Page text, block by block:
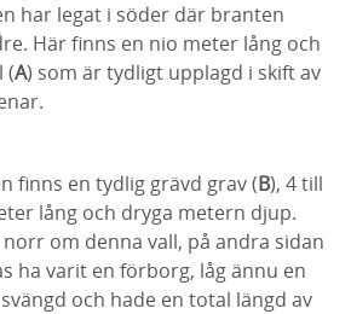
har legat i söder där branten
Här finns en nio meter lång och
(A) som är tydligt upplagd i skift av
finns en tydlig grävd grav (B), 4 till
lång och dryga metern djup.
om denna vall, på andra sidan
ha varit en förborg, låg ännu en
och hade en total längd av